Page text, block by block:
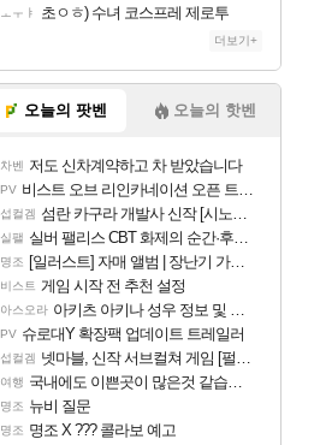
ㅗㅜㅑ 초ㅇㅎ) 수녀 코스프레 제로투
더보기+
오늘의 팟벤 오늘의 핫벤
차벤 저도 신차계약하고 차 받았습니다
PV 비스트 오브 리인카네이션 오픈 트레일러
섭컬겜 섬란 카구라 개발사 신작 [시노비 넥서스] 연내 출시 예정
실팰 실버 팰리스 CBT 화제의 순간·후기 모음
명조 [일러스트] 자매 앨범 | 장난기 가득한 오후의 공원 (리메이크판)
비스트 게임 시작 전 추천 설정
아스오라 아키츠 아키나 성우 정보 및 주요 필모
PV 슈로대Y 확장팩 업데이트 트레일러
섭컬겜 넷마블, 신작 서브컬쳐 게임 [펄 인 블루] 티저 사이트 오픈
여행 국내에도 이쁜곳이 많은것 같습니다
명조 뉴비 질문
명조 명조 X ??? 콜라보 예고